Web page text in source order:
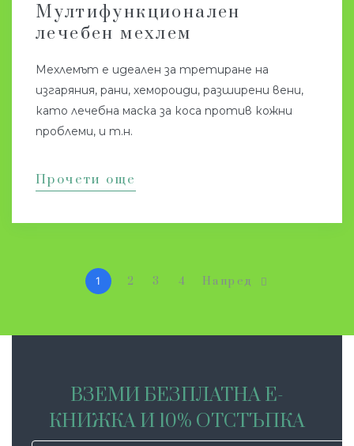
Мултифункционален
лечебен мехлем
Мехлемът е идеален за третиране на
изгаряния, рани, хемороиди, разширени вени,
като лечебна маска за коса против кожни
проблеми, и т.н.
Прочети още
1 2 3 4 Напред
ВЗЕМИ БЕЗПЛАТНА Е-
КНИЖКА И 10% ОТСТЪПКА